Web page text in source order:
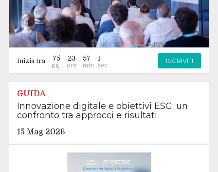
Inizia tra 75 23 57 0 ISCRIVITI
GUIDA
Innovazione digitale e obiettivi ESG: un
confronto tra approcci e risultati
15 Mag 2026